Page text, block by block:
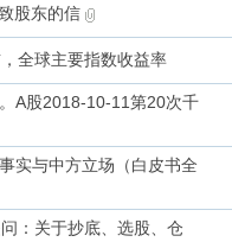
股东的信
全球主要指数收益率
A股2018-10-11第20次千
实与中方立场（白皮书全
：关于抄底、选股、仓